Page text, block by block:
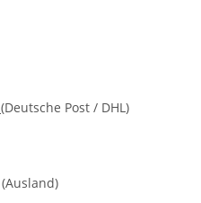
(Deutsche Post / DHL)
(Ausland)